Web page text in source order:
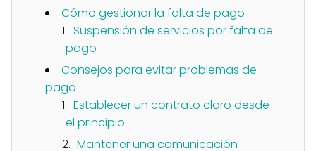
Cómo gestionar la falta de pago
Suspensión de servicios por falta de
pago
Consejos para evitar problemas de
pago
Establecer un contrato claro desde
el principio
Mantener una comunicación